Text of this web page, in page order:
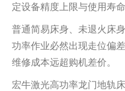
定设备精度上限与使用寿命
普通简易床身、未退火床
功率作业必然出现走位偏
维修成本远超购机差价。
宏牛激光高功率龙门地轨